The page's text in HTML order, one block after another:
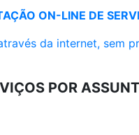
ON-LINE DE
da internet, sem
POR